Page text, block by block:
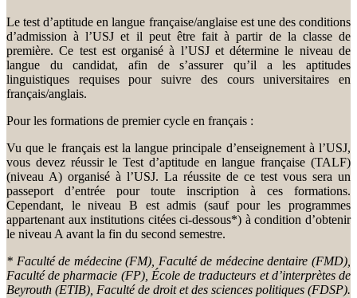
Le test d’aptitude en langue française/anglaise est une des conditions
d’admission à l’USJ et il peut être fait à partir de la classe de
première. Ce test est organisé à l’USJ et détermine le niveau de
langue du candidat, afin de s’assurer qu’il a les aptitudes
linguistiques requises pour suivre des cours universitaires en
français/anglais.
Pour les formations de premier cycle en français :
Vu que le français est la langue principale d’enseignement à l’USJ,
vous devez réussir le Test d’aptitude en langue française (TALF)
(niveau A) organisé à l’USJ. La réussite de ce test vous sera un
passeport d’entrée pour toute inscription à ces formations.
Cependant, le niveau B est admis (sauf pour les programmes
appartenant aux institutions citées ci-dessous*) à condition d’obtenir
le niveau A avant la fin du second semestre.
* Faculté de médecine (FM), Faculté de médecine dentaire (FMD),
Faculté de pharmacie (FP), École de traducteurs et d’interprètes de
Beyrouth (ETIB), Faculté de droit et des sciences politiques (FDSP).